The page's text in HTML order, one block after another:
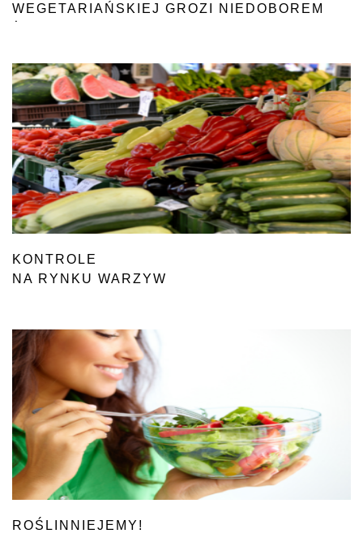
WEGETARIAŃSKIEJ GROZI NIEDOBOREM
KONTROLE
NA RYNKU WARZYW
ROŚLINNIEJEMY!